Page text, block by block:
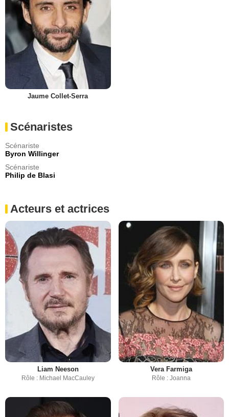
Jaume Collet-Serra
Scénaristes
Scénariste
Byron Willinger
Scénariste
Philip de Blasi
Acteurs et actrices
Liam Neeson
Rôle : Michael MacCauley
Vera Farmiga
Rôle : Joanna